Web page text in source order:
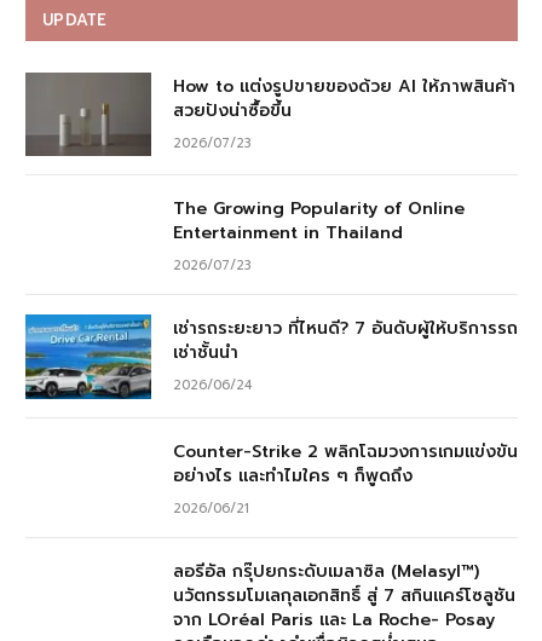
UPDATE
How to แต่งรูปขายของด้วย AI ให้ภาพสินค้า
สวยปังน่าซื้อขึ้น
2026/07/23
The Growing Popularity of Online
Entertainment in Thailand
2026/07/23
เช่ารถระยะยาว ที่ไหนดี? 7 อันดับผู้ให้บริการรถ
เช่าชั้นนำ
2026/06/24
Counter-Strike 2 พลิกโฉมวงการเกมแข่งขัน
อย่างไร และทำไมใคร ๆ ก็พูดถึง
2026/06/21
ลอรีอัล กรุ๊ปยกระดับเมลาซิล (Melasyl™)
นวัตกรรมโมเลกุลเอกสิทธิ์ สู่ 7 สกินแคร์โซลูชัน
จาก LOréal Paris และ La Roche- Posay